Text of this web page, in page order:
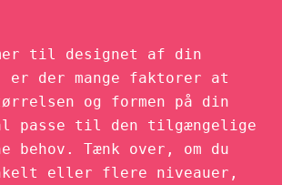
til designet af din
der mange faktorer at
og formen på din
passe til den tilgængelige
behov. Tænk over, om du
eller flere niveauer,